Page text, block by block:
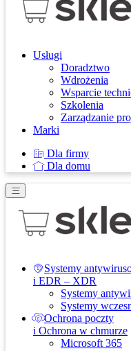
Usługi
Doradztwo
Wdrożenia
Wsparcie
Szkolenia
Zarządzanie
Marki
Dla firmy
Dla domu
Systemy
i EDR – XDR
Systemy
Systemy
Ochrona poczty
i Ochrona w chmurze
Microsoft 365